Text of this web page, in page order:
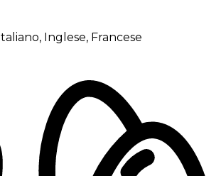
Italiano, Inglese, Francese